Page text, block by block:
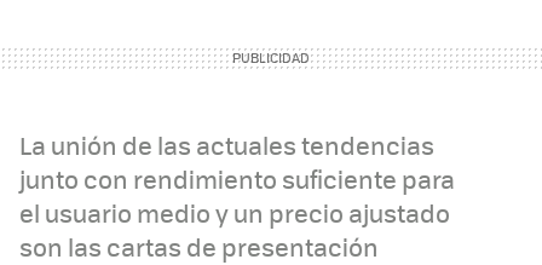
La unión de las actuales tendencias
junto con rendimiento suficiente para
el usuario medio y un precio ajustado
son las cartas de presentación